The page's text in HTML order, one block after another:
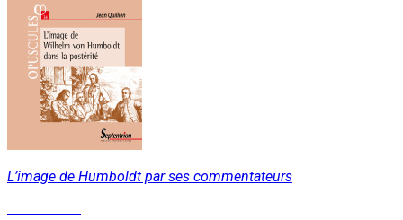
L’image de Humboldt par ses commentateurs